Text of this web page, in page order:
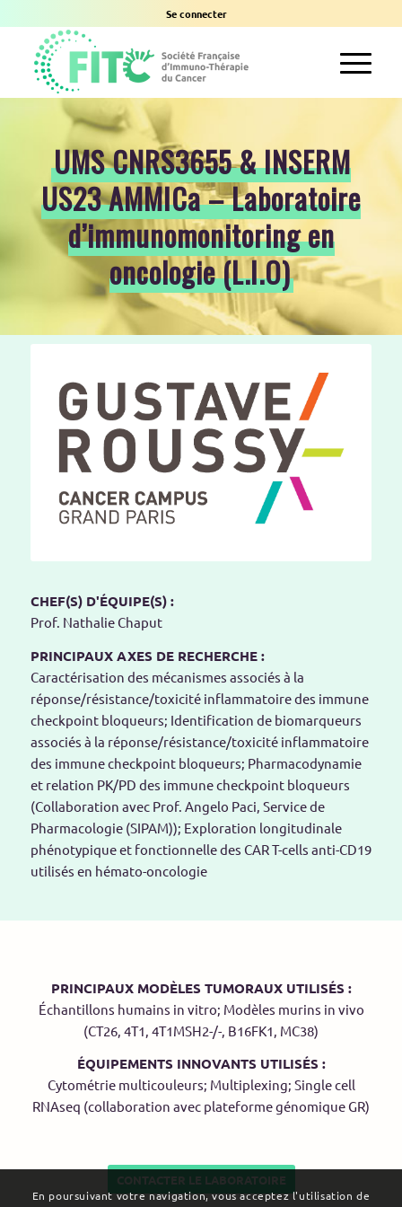
Se connecter
UMS CNRS3655 & INSERM
US23 AMMICa – Laboratoire
d’immunomonitoring en
oncologie (L.I.O)
CHEF(S) D'ÉQUIPE(S) :
Prof. Nathalie Chaput
PRINCIPAUX AXES DE RECHERCHE :
Caractérisation des mécanismes associés à la
réponse/résistance/toxicité inflammatoire des immune
checkpoint bloqueurs; Identification de biomarqueurs
associés à la réponse/résistance/toxicité inflammatoire
des immune checkpoint bloqueurs; Pharmacodynamie
et relation PK/PD des immune checkpoint bloqueurs
(Collaboration avec Prof. Angelo Paci, Service de
Pharmacologie (SIPAM)); Exploration longitudinale
phénotypique et fonctionnelle des CAR T-cells anti-CD19
utilisés en hémato-oncologie
PRINCIPAUX MODÈLES TUMORAUX UTILISÉS :
Échantillons humains in vitro; Modèles murins in vivo
(CT26, 4T1, 4T1MSH2-/-, B16FK1, MC38)
ÉQUIPEMENTS INNOVANTS UTILISÉS :
Cytométrie multicouleurs; Multiplexing; Single cell
RNAseq (collaboration avec plateforme génomique GR)
CONTACTER LE LABORATOIRE
En poursuivant votre navigation, vous acceptez l'utilisation de